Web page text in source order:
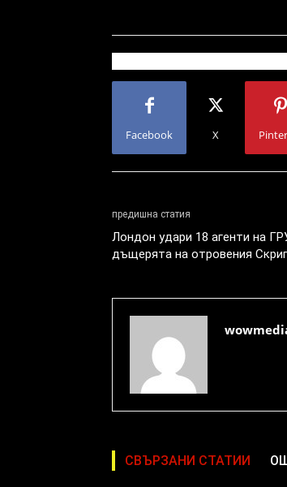
Facebook X
предишна статия
Лондон удари 18 агенти на
дъщерята на отровения
СВЪРЗАНИ СТАТИИ